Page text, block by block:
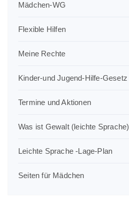
Mädchen-WG
Flexible Hilfen
Meine Rechte
Kinder-und Jugend-Hilfe-Gesetz
Termine und Aktionen
Was ist Gewalt (leichte Sprache)
Leichte Sprache -Lage-Plan
Seiten für Mädchen